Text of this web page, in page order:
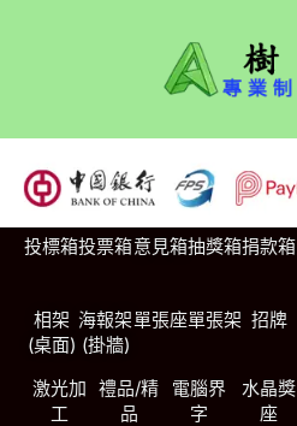
投標箱投票箱意見箱抽獎箱捐款箱
相架
(桌面)
海報架
(掛牆)
單張座單張架 招牌
激光加
工
禮品/精
品
電腦界
字
水晶獎
座